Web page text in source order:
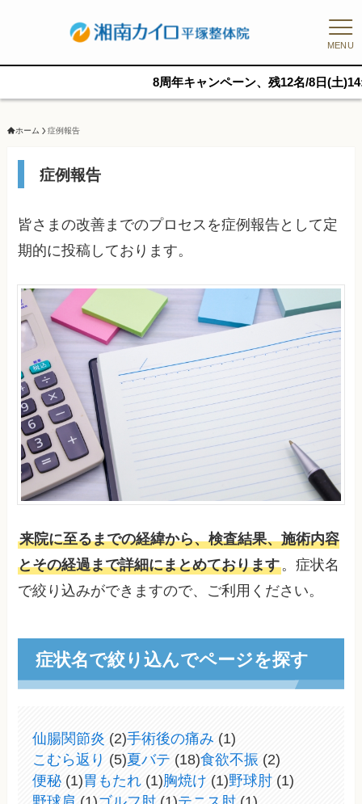
MENU
8周年キャンペーン、残12名/8日(土)14:15予約可
ホーム 症例報告
症例報告
皆さまの改善までのプロセスを症例報告として定
期的に投稿しております。
来院に至るまでの経緯から、検査結果、施術内容
とその経過まで詳細にまとめております。症状名
で絞り込みができますので、ご利用ください。
症状名で絞り込んでページを探す
仙腸関節炎 (2)手術後の痛み (1)
こむら返り (5)夏バテ (18)食欲不振 (2)
便秘 (1)胃もたれ (1)胸焼け (1)野球肘 (1)